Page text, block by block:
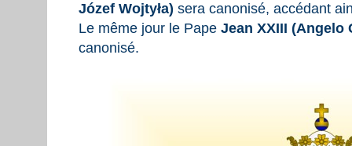
Józef Wojtyła) sera canonisé, accédant
Le même jour le Pape Jean XXIII (Angelo
canonisé.